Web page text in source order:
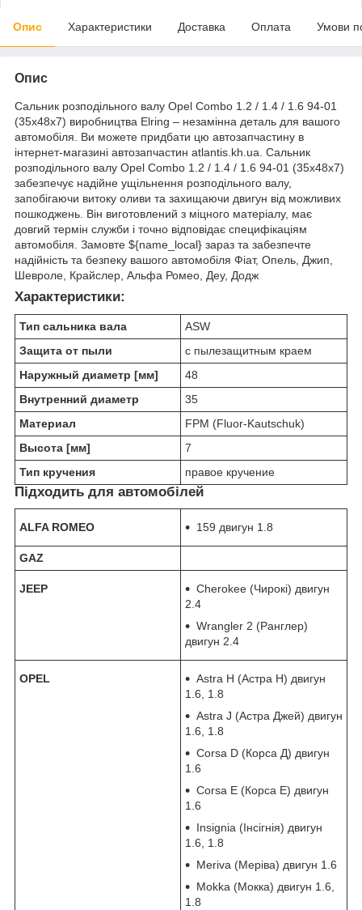
Опис Характеристики Доставка Оплата Умови
Опис
Сальник розподільного валу Opel Combo 1.2 / 1.4 / 1.6 94-01
(35x48x7) виробництва Elring – незамінна деталь для вашого
автомобіля. Ви можете придбати цю автозапчастину в
інтернет-магазині автозапчастин atlantis.kh.ua. Сальник
розподільного валу Opel Combo 1.2 / 1.4 / 1.6 94-01 (35x48x7)
забезпечує надійне ущільнення розподільного валу,
запобігаючи витоку оливи та захищаючи двигун від можливих
пошкоджень. Він виготовлений з міцного матеріалу, має
довгий термін служби і точно відповідає специфікаціям
автомобіля. Замовте ${name_local} зараз та забезпечте
надійність та безпеку вашого автомобіля Фіат, Опель, Джип,
Шевроле, Крайслер, Альфа Ромео, Деу, Додж
Характеристики:
Тип сальника вала
ASW
Защита от пыли
с пылезащитным краем
Наружный диаметр [мм]
48
Внутренний диаметр
35
Материал
FPM (Fluor-Kautschuk)
Высота [мм]
7
Тип кручения
правое кручение
Підходить для автомобілей
ALFA ROMEO 159 двигун 1.8
GAZ
JEEP
Cherokee (Чирокі) двигун
2.4
Wrangler 2 (Ранглер)
двигун 2.4
OPEL
Astra H (Астра Н) двигун
1.6, 1.8
Astra J (Астра Джей) двигун
1.6, 1.8
Corsa D (Корса Д) двигун
1.6
Corsa E (Корса Е) двигун
1.6
Insignia (Інсігнія) двигун
1.6, 1.8
Meriva (Меріва) двигун 1.6
Mokka (Мокка) двигун 1.6,
1.8